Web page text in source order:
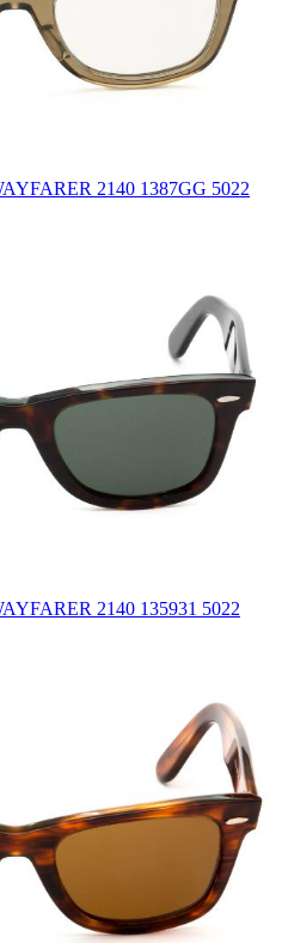
2140 1387GG 5022
2140 135931 5022